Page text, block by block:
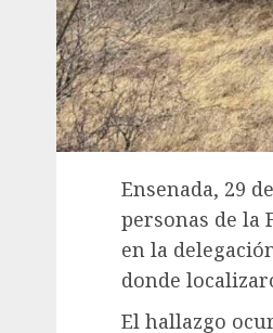
Ensenada, 29
personas de la
en la
donde
El hallazgo